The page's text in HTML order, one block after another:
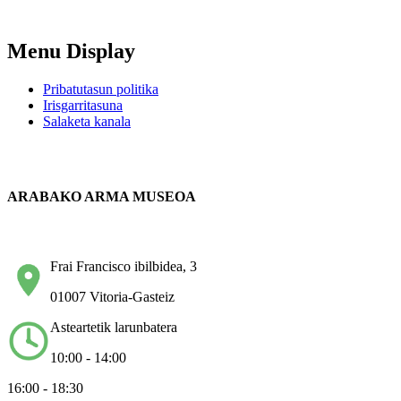
Menu Display
Pribatutasun politika
Irisgarritasuna
Salaketa kanala
ARABAKO ARMA MUSEOA
Frai Francisco ibilbidea, 3
01007 Vitoria-Gasteiz
Asteartetik larunbatera
10:00 - 14:00
16:00 - 18:30